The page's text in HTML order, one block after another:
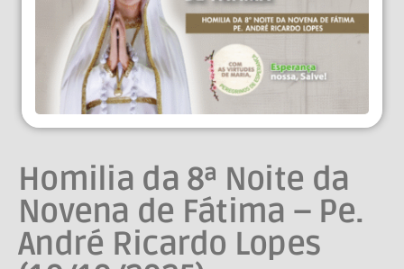
Homilia da 8ª Noite da
Novena de Fátima – Pe.
André Ricardo Lopes